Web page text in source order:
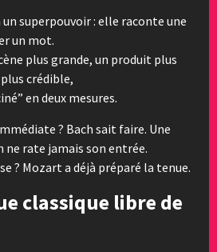
un superpouvoir : elle raconte une
un mot.
plus grande, un produit plus
crédible,
en deux mesures.
? Bach sait faire. Une
ne rate jamais son entrée.
? Mozart a déjà préparé la tenue.
classique libre de